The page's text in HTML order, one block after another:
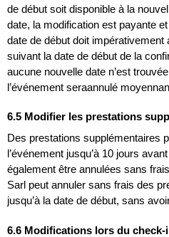
de début soit disponible à la
date, la modification est payante
date de début doit
suivant la date de début de la
aucune nouvelle date n’est
l’événement seraannulé
6.5 Modifier les prestations
Des prestations supplémentaires
l’événement jusqu’à 10 jours
également être annulées sans
Sarl peut annuler sans frais des
jusqu’à la date de début, sans
6.6 Modifications lors du check-